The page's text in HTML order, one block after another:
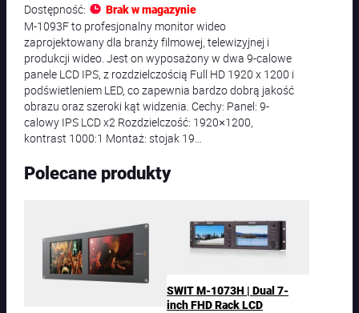
Dostępność:
Brak w magazynie
M-1093F to profesjonalny monitor wideo
zaprojektowany dla branży filmowej, telewizyjnej i
produkcji wideo. Jest on wyposażony w dwa 9-calowe
panele LCD IPS, z rozdzielczością Full HD 1920 x 1200 i
podświetleniem LED, co zapewnia bardzo dobrą jakość
obrazu oraz szeroki kąt widzenia. Cechy: Panel: 9-
calowy IPS LCD x2 Rozdzielczość: 1920×1200,
kontrast 1000:1 Montaż: stojak 19…
Polecane produkty
SWIT M-1073H | Dual 7-
inch FHD Rack LCD